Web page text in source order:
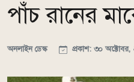
পাঁচ রানের
অনলাইন ডেস্ক প্রকাশ: ৩০